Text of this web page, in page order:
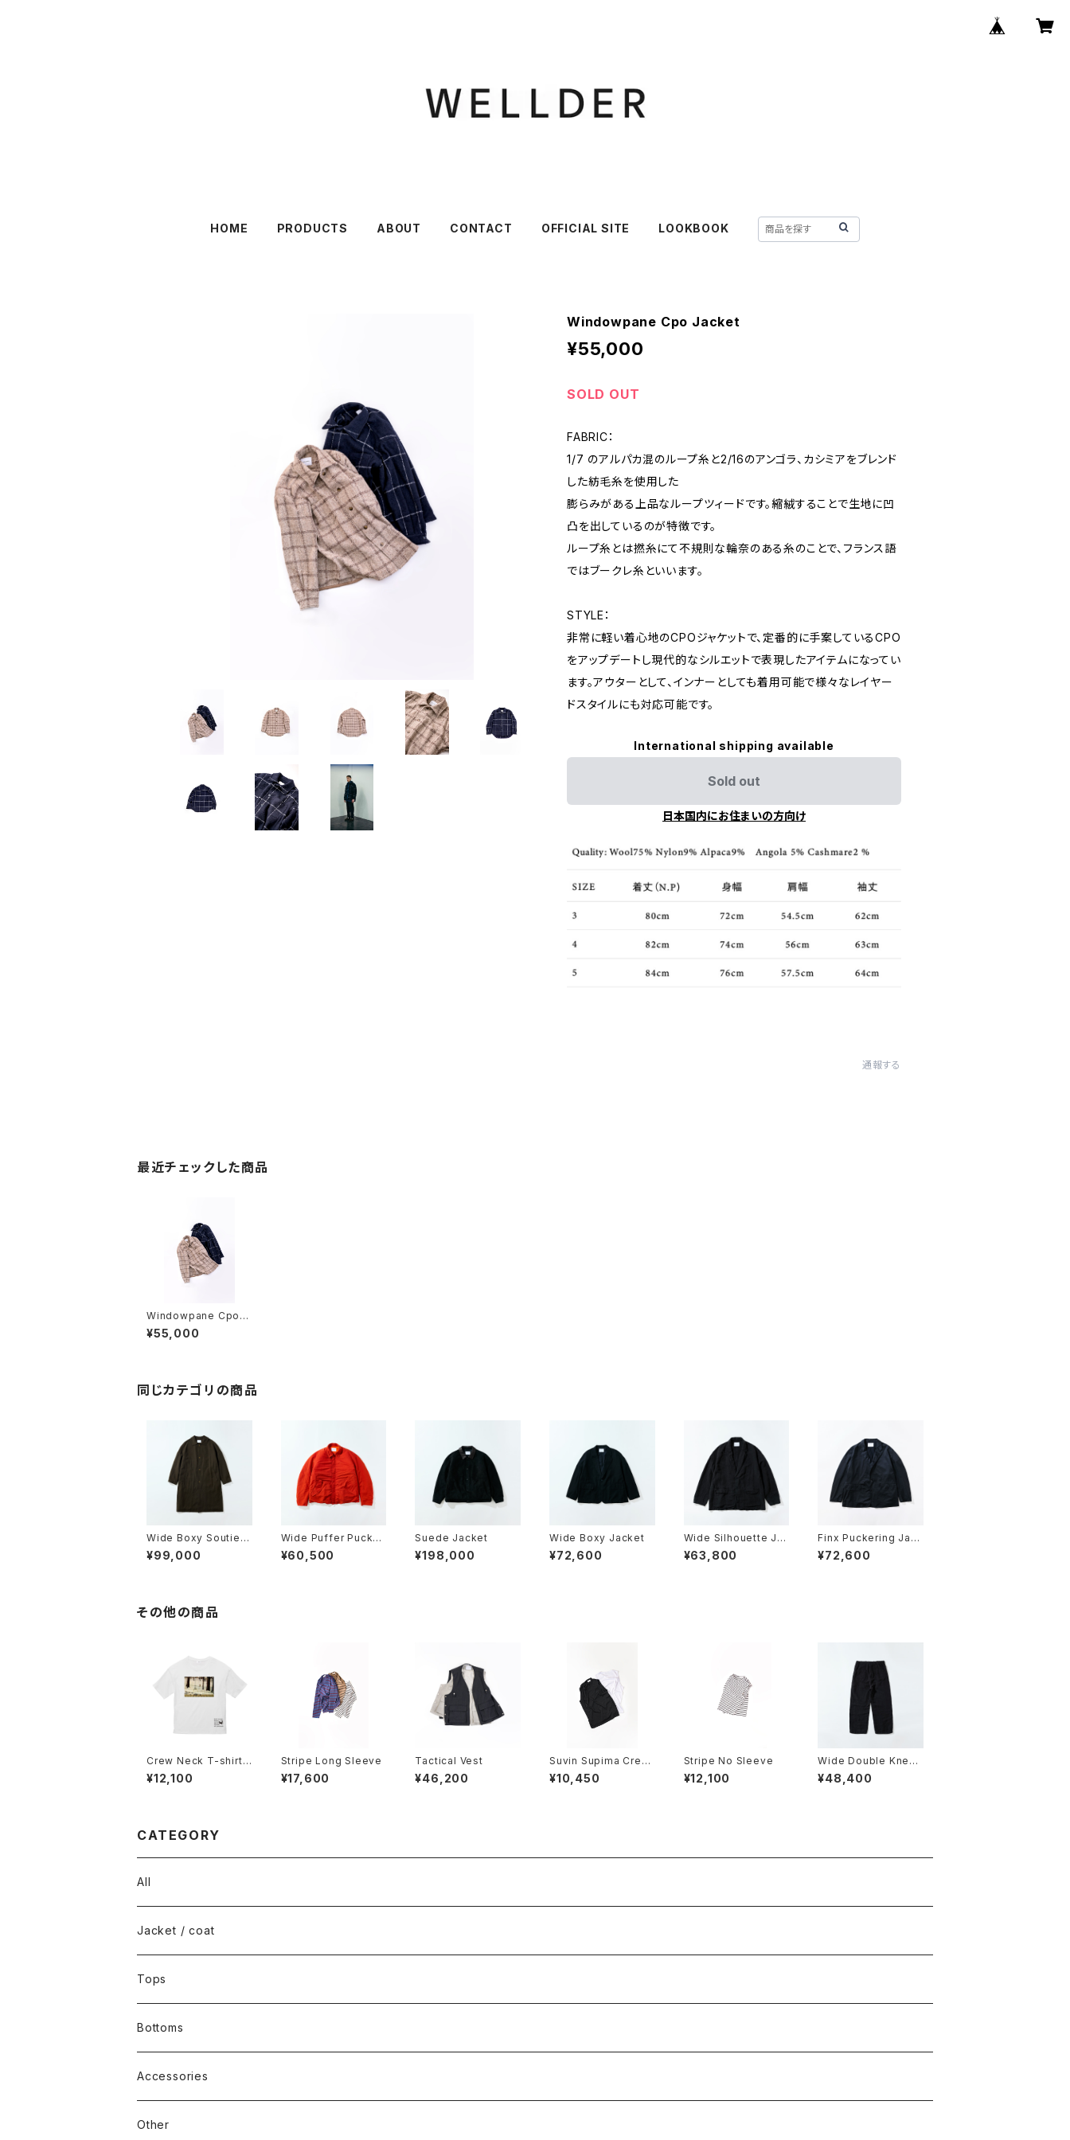
HOME PRODUCTS ABOUT CONTACT OFFICIAL SITE LOOKBOOK
Windowpane Cpo Jacket
¥55,000
SOLD OUT
FABRIC：
1/7 のアルパカ混のループ糸と2/16のアンゴラ、カシミアをブレンド
した紡毛糸を使用した
膨らみがある上品なループツィードです。縮絨することで生地に凹
凸を出しているのが特徴です。
ループ糸とは撚糸にて不規則な輪奈のある糸のことで、フランス語
ではブークレ糸といいます。
STYLE：
非常に軽い着心地のCPOジャケットで、定番的に手案しているCPO
をアップデートし現代的なシルエットで表現したアイテムになってい
ます。アウターとして、インナーとしても着用可能で様々なレイヤー
ドスタイルにも対応可能です。
International shipping available
Sold out
日本国内にお住まいの方向け
通報する
最近チェックした商品
Windowpane Cpo J
acket
¥55,000
同じカテゴリの商品
Wide Boxy Soutien
Collar Coat
¥99,000
Wide Puffer Pucker
ing Jacket
¥60,500
Suede Jacket
¥198,000
Wide Boxy Jacket
¥72,600
Wide Silhouette Ja
cket
¥63,800
Finx Puckering Jack
et
¥72,600
その他の商品
Crew Neck T-shirt 2
024SS
¥12,100
Stripe Long Sleeve
¥17,600
Tactical Vest
¥46,200
Suvin Supima Crew
Neck No Sleeve
¥10,450
Stripe No Sleeve
¥12,100
Wide Double Knee
Pants
¥48,400
CATEGORY
All
Jacket / coat
Tops
Bottoms
Accessories
Other